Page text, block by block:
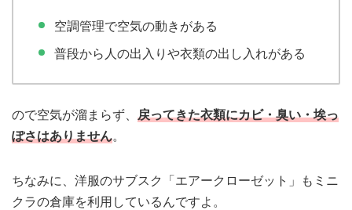
空調管理で空気の動きがある
普段から人の出入りや衣類の出し入れがある
ので空気が溜まらず、 戻ってきた衣類にカビ・臭い・埃っ
ぽさはありません。
ちなみに、洋服のサブスク「エアークローゼット」もミニ
クラの倉庫を利用しているんですよ。